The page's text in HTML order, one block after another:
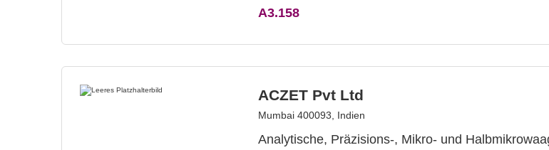
A3.158
ACZET Pvt Ltd
Mumbai 400093, Indien
Analytische, Präzisions-, Mikro- und